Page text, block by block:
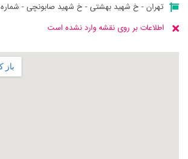
تهران - خ شهید بهشتی - خ شهید صابونچی - شماره ۴۴
اطلاعات بر روی نقشه وارد نشده است